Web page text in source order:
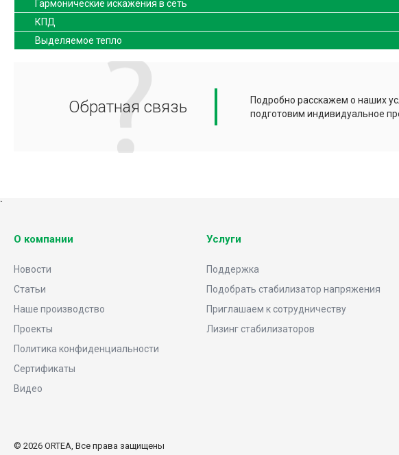
Гармонические искажения в сеть
КПД
Выделяемое тепло
Обратная связь
Подробно расскажем о наших
подготовим индивидуальное
`
О компании
Новости
Статьи
Наше производство
Проекты
Политика конфиденциальности
Сертификаты
Видео
Услуги
Поддержка
Подобрать стабилизатор напряжения
Приглашаем к сотрудничеству
Лизинг стабилизаторов
© 2026 ORTEA, Все права защищены
подбор стабилизатора за 2 минуты»